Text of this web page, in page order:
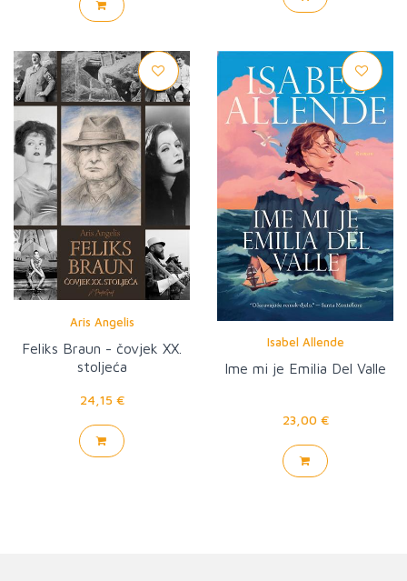
Aris Angelis
Feliks Braun - čovjek XX.
stoljeća
24,15 €
Isabel Allende
Ime mi je Emilia Del Valle
23,00 €